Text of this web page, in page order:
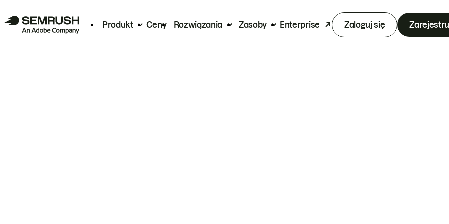
Produkt Ceny Rozwiązania Zasoby Enterprise Zaloguj się